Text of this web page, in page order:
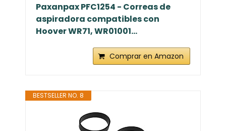
Paxanpax PFC1254 - Correas de
aspiradora compatibles con
Hoover WR71, WR01001...
Comprar en Amazon
BESTSELLER NO. 8